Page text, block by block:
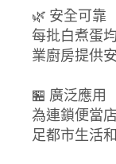
🌿 安全可靠
每批白煮蛋
業廚房提供
🏪 廣泛應用
為連鎖便當
足都市生活